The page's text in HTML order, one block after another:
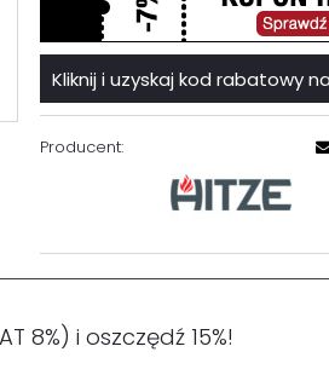
Kliknij i uzyskaj kod rabatowy
Producent:
8%) i oszczędź 15%!